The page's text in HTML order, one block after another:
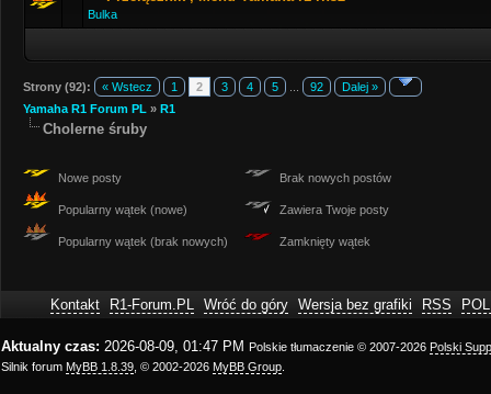
Bulka
Strony (92): « Wstecz 1 2 3 4 5 92
Dalej »
Yamaha R1 Forum PL » R1
Cholerne śruby
Nowe posty
Popularny wątek (nowe)
Popularny wątek (brak nowych)
Brak nowych postów
Zawiera Twoje posty
Zamknięty wątek
Kontakt R1-Forum.PL Wróć do góry Wersja bez grafiki RSS
Aktualny czas: 2026-08-09, 01:47 PM Polskie tłumaczenie © 2007-2026 Polski
Silnik forum MyBB 1.8.39 , © 2002-2026 MyBB Group